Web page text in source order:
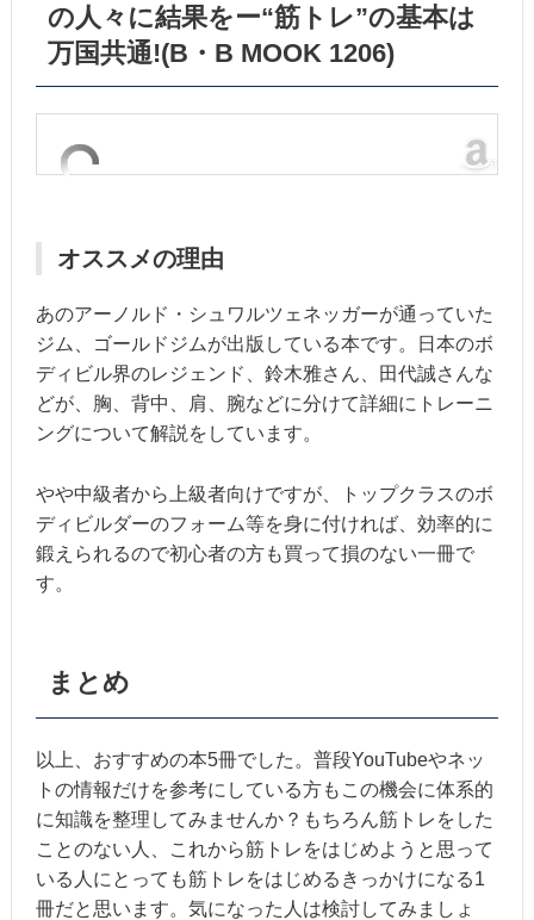
の人々に結果をー“筋トレ”の基本は
万国共通!(B・B MOOK 1206)
オススメの理由
あのアーノルド・シュワルツェネッガーが通っていた
ジム、ゴールドジムが出版している本です。日本のボ
ディビル界のレジェンド、鈴木雅さん、田代誠さんな
どが、胸、背中、肩、腕などに分けて詳細にトレーニ
ングについて解説をしています。
やや中級者から上級者向けですが、トップクラスのボ
ディビルダーのフォーム等を身に付ければ、効率的に
鍛えられるので初心者の方も買って損のない一冊で
す。
まとめ
以上、おすすめの本5冊でした。普段YouTubeやネッ
トの情報だけを参考にしている方もこの機会に体系的
に知識を整理してみませんか？もちろん筋トレをした
ことのない人、これから筋トレをはじめようと思って
いる人にとっても筋トレをはじめるきっかけになる1
冊だと思います。気になった人は検討してみましょ